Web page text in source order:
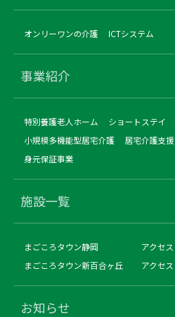
オンリーワンの介護 ICTシステム
事業紹介
特別養護老人ホーム ショートステイ
小規模多機能型居宅介護
居宅介護支援
身元保証事業
施設一覧
まごころタウン静岡
アクセス
まごころタウン新百合ヶ丘
アクセス
お知らせ